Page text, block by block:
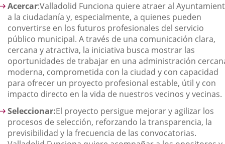
Acercar:Valladolid Funciona quiere atraer al
a la ciudadanía y, especialmente, a quienes pueden
convertirse en los futuros profesionales del servicio
público municipal. A través de una comunicación clara,
cercana y atractiva, la iniciativa busca mostrar las
oportunidades de trabajar en una administración
moderna, comprometida con la ciudad y con capacidad
para ofrecer un proyecto profesional estable, útil y con
impacto directo en la vida de nuestros vecinos y vecinas.
Seleccionar:El proyecto persigue mejorar y agilizar los
procesos de selección, reforzando la transparencia, la
previsibilidad y la frecuencia de las convocatorias.